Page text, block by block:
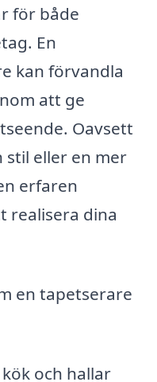
för både
En
kan förvandla
att ge
Oavsett
stil eller en mer
erfaren
realisera dina
en tapetserare
och hallar